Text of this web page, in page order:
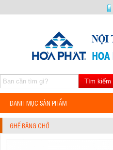
Tìm kiếm
DANH MỤC SẢN PHẨM
GHẾ BĂNG CHỜ